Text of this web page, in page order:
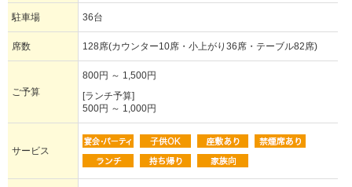
駐車場 36台
席数 128席(カウンター10席・小上がり36席・テーブル82席)
ご予算
800円 ～ 1,500円
[ランチ予算]
500円 ～ 1,000円
サービス